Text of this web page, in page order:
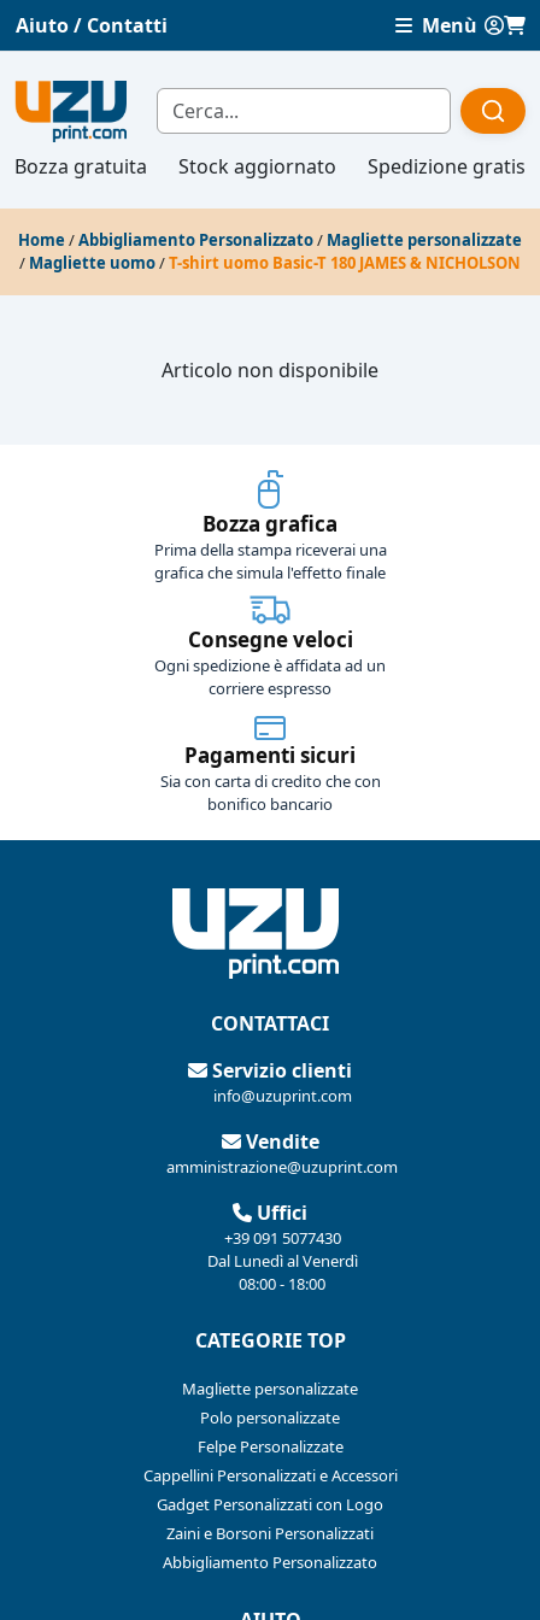
Aiuto / Contatti Menù
Bozza gratuita Stock aggiornato Spedizione gratis
Home /Abbigliamento Personalizzato/ Magliette personalizzate
/ Magliette uomo/T-shirt uomo Basic-T 180 JAMES & NICHOLSON
Articolo non disponibile
Bozza grafica
Prima della stampa riceverai una
grafica che simula l'effetto finale
Consegne veloci
Ogni spedizione è affidata ad un
corriere espresso
Pagamenti sicuri
Sia con carta di credito che con
bonifico bancario
CONTATTACI
Servizio clienti
info@uzuprint.com
Vendite
amministrazione@uzuprint.com
Uffici
+39 091 5077430
Dal Lunedì al Venerdì
08:00 - 18:00
CATEGORIE TOP
Magliette personalizzate
Polo personalizzate
Felpe Personalizzate
Cappellini Personalizzati e Accessori
Gadget Personalizzati con Logo
Zaini e Borsoni Personalizzati
Abbigliamento Personalizzato